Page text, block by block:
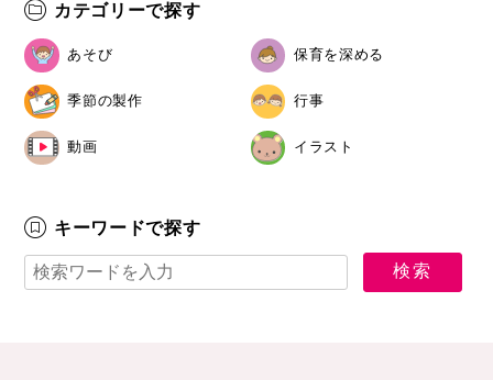
カテゴリーで探す
あそび 保育を深める
季節の製作 行事
動画 イラスト
キーワードで探す